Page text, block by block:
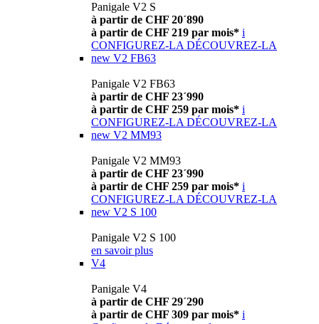
Panigale V2 S
à partir de CHF 20´890
à partir de CHF 219 par mois* i
CONFIGUREZ-LA DÉCOUVREZ-LA
new V2 FB63
Panigale V2 FB63
à partir de CHF 23´990
à partir de CHF 259 par mois* i
CONFIGUREZ-LA DÉCOUVREZ-LA
new V2 MM93
Panigale V2 MM93
à partir de CHF 23´990
à partir de CHF 259 par mois* i
CONFIGUREZ-LA DÉCOUVREZ-LA
new V2 S 100
Panigale V2 S 100
en savoir plus
V4
Panigale V4
à partir de CHF 29´290
à partir de CHF 309 par mois* i